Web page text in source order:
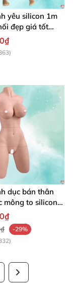
yêu silicon 1m
đẹp giá tốt
dục bán thân
mông to silicon y
-29%